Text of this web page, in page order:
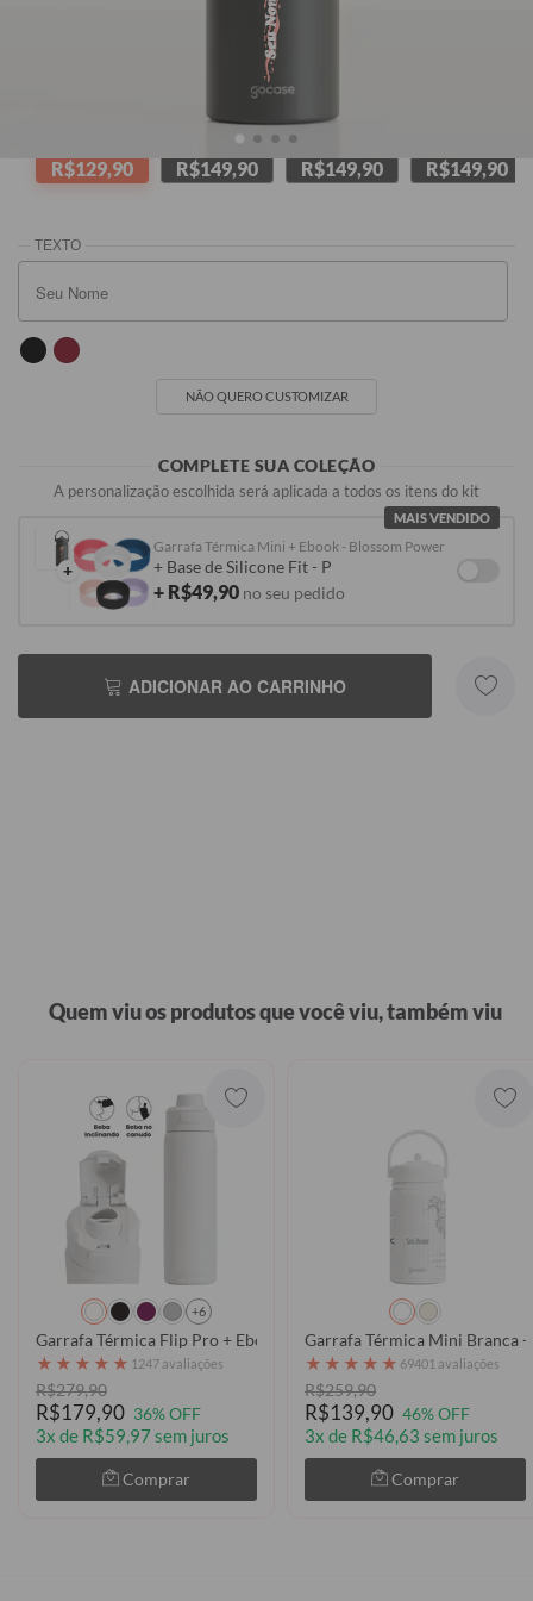
Seu Nome
R$129,90
Branca
R$149,90
Melancia
R$149,90 R$149,90
NÃO QUERO CUSTOMIZAR
COMPLETE SUA COLEÇÃO
A personalização escolhida será aplicada a todos os itens do kit
MAIS VENDIDO
+
Garrafa Térmica Mini + Ebook - Blossom Power
+ Base de Silicone Fit - P
+ R$49,90 no seu pedido
ADICIONAR AO CARRINHO
Quem viu os produtos que você viu, também viu
+6
Garrafa Térmica Flip Pro + Ebook - Clear
★ ★ ★ ★ ★ 1247 avaliações
R$279,90
R$179,90 36% OFF
3x de R$59,97 sem juros
Comprar
Garrafa Térmica Mini Branca
★ ★ ★ ★ ★ 69401 avaliações
R$259,90
R$139,90 46% OFF
3x de R$46,63 sem juros
Comprar